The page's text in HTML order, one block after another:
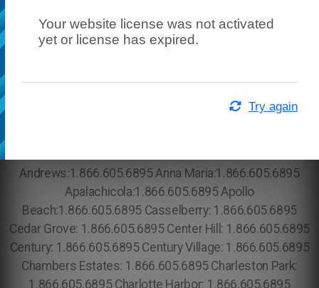
Your website license was not activated
yet or license has expired.
Try again